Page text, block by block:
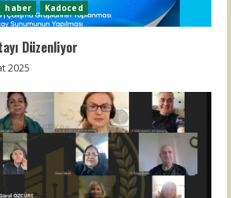
haber Kadoced
Düzenliyor
2025